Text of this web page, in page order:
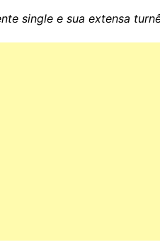
single e sua extensa